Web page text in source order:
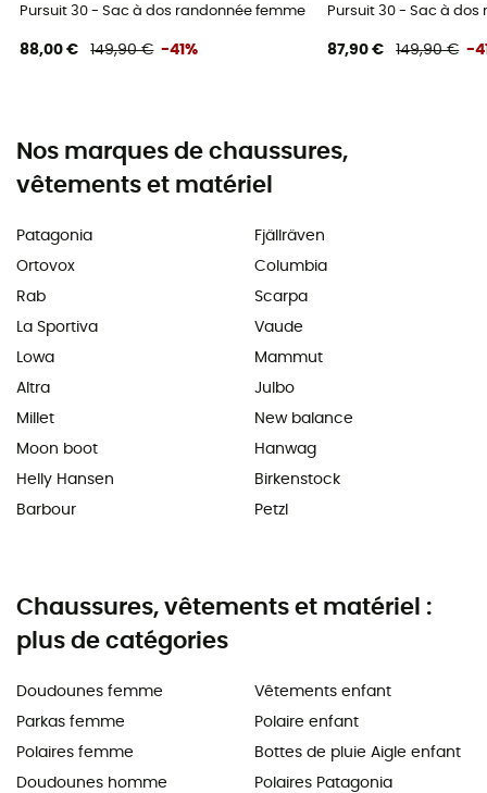
Pursuit 30 - Sac à dos randonnée femme
88,00 € 149,90 € -41%
Pursuit 30 - Sac à
87,90 € 149,90 € -
Nos marques de chaussures,
vêtements et matériel
Patagonia
Ortovox
Rab
La Sportiva
Lowa
Altra
Millet
Moon boot
Helly Hansen
Barbour
Fjällräven
Columbia
Scarpa
Vaude
Mammut
Julbo
New balance
Hanwag
Birkenstock
Petzl
Chaussures, vêtements et matériel :
plus de catégories
Doudounes femme
Parkas femme
Polaires femme
Doudounes homme
Vêtements enfant
Polaire enfant
Bottes de pluie Aigle enfant
Polaires Patagonia